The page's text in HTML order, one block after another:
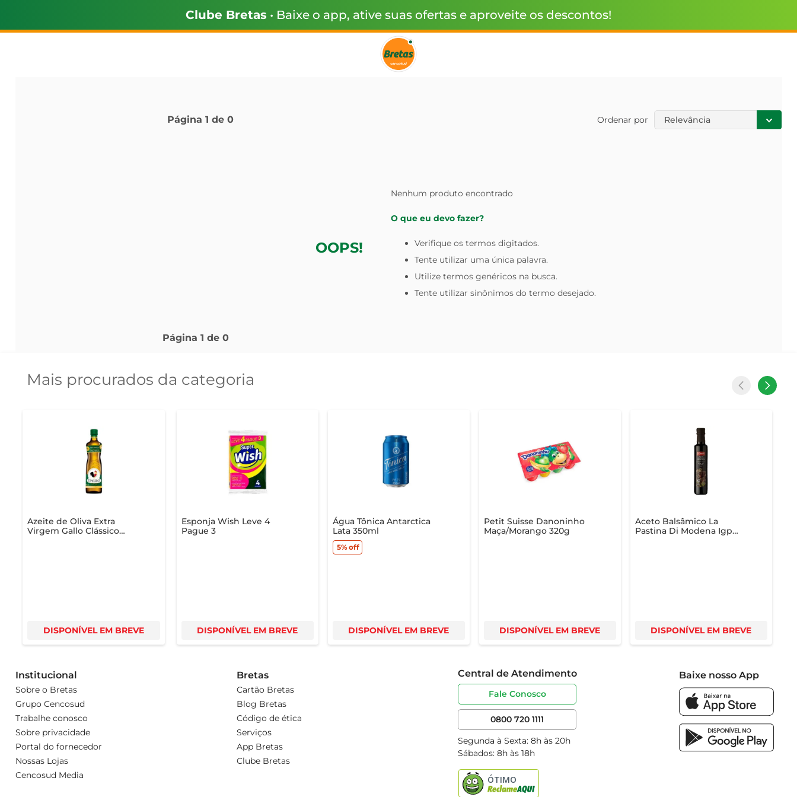
Clube Bretas • Baixe o app, ative suas ofertas e aproveite os descontos!
Página 1 de 0 Ordenar por Relevância
OOPS!
Nenhum produto encontrado
O que eu devo fazer?
Verifique os termos digitados.
Tente utilizar uma única palavra.
Utilize termos genéricos na busca.
Tente utilizar sinônimos do termo desejado.
Página 1 de 0
Mais procurados da categoria
Azeite de Oliva Extra
Virgem Gallo Clássico
DISPONÍVEL EM BREVE
Esponja Wish Leve 4
Pague 3
DISPONÍVEL EM BREVE
Água Tônica Antarctica
Lata 350ml
5%off
DISPONÍVEL EM BREVE
Petit Suisse Danoninho
Maça/Morango 320g
DISPONÍVEL EM BREVE
Aceto Balsâmico La
Pastina Di Modena Igp
DISPONÍVEL EM BREVE
Institucional
Sobre o Bretas
Grupo Cencosud
Trabalhe conosco
Sobre privacidade
Portal do fornecedor
Nossas Lojas
Cencosud Media
Bretas
Cartão Bretas
Blog Bretas
Código de ética
Serviços
App Bretas
Clube Bretas
Central de Atendimento
Fale Conosco
0800 720 1111
Segunda à Sexta: 8h às 20h
Sábados: 8h às 18h
Baixe nosso App